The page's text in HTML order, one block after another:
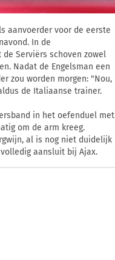
aanvoerder voor de eerste
In de
Serviërs schoven zowel
Nadat de Engelsman een
zou worden morgen: "Nou,
de Italiaanse trainer.
in het oefenduel met
om de arm kreeg.
al is nog niet duidelijk
aansluit bij Ajax.